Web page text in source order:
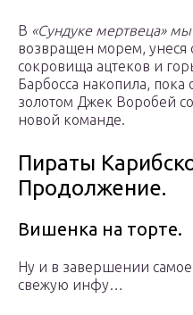
В «Сундуке мертвеца»
возвращен морем, унеся
сокровища ацтеков и
Барбосса накопила,
золотом Джек Воробей
новой команде.
Пираты
Продолжение.
Вишенка на торте.
Ну и в завершении
свежую инфу…